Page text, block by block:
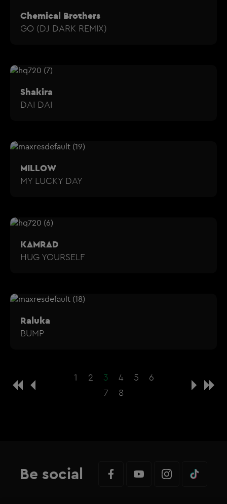
Chemical Brothers
GO (DJ DARK REMIX)
Shakira
DAI DAI
MILLOW
MY LUCKY DAY
KAMRAD
HUG YOURSELF
Raluka
BUMP
1 2 3 4 5
6
7
8
Be social